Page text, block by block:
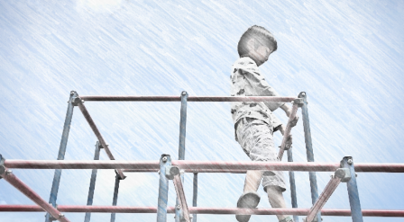
料金プラン
サポート
ご利用の流れ
よくある質問